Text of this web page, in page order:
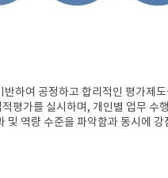
반하여 공정하고 합리적인 평가제
평가를 실시하며, 개인별 업무 수
및 역량 수준을 파악함과 동시에